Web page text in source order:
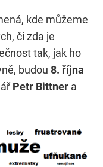
kde můžeme
či zda je
tak, jak ho
budou 8. října
Petr Bittner a